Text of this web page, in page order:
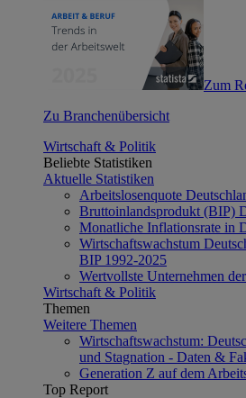
Zum
Zu Branchenübersicht
Wirtschaft & Politik
Beliebte Statistiken
Aktuelle Statistiken
Arbeitslosenquote
Bruttoinlandsprodukt (BIP)
Monatliche Inflationsrate in
Wirtschaftswachstum
BIP 1992-2025
Wertvollste Unternehmen
Wirtschaft & Politik
Themen
Weitere Themen
Wirtschaftswachstum:
und Stagnation - Daten &
Generation Z auf dem
Top Report